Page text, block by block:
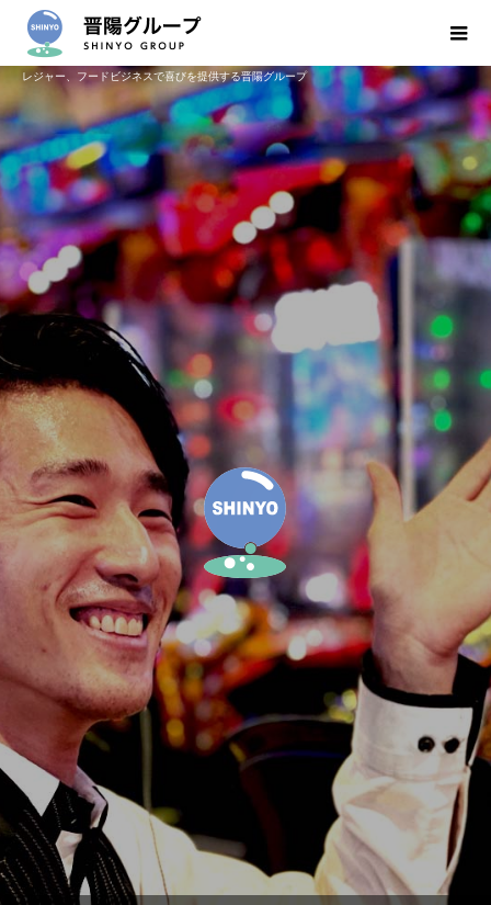
レジャー、フードビジネスで喜びを提供する晋陽グループ